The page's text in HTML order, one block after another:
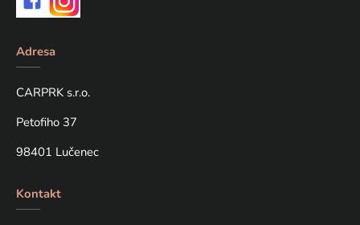
Adresa
CARPRK s.r.o.
Petofiho 37
98401 Lučenec
Kontakt